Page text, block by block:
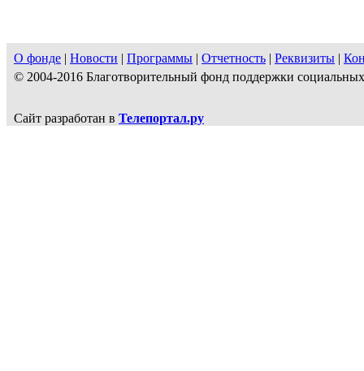
О фонде | Новости | Программы | Отчетность | Реквизиты |
© 2004-2016 Благотворительный фонд поддержки
Сайт разработан в Телепортал.ру